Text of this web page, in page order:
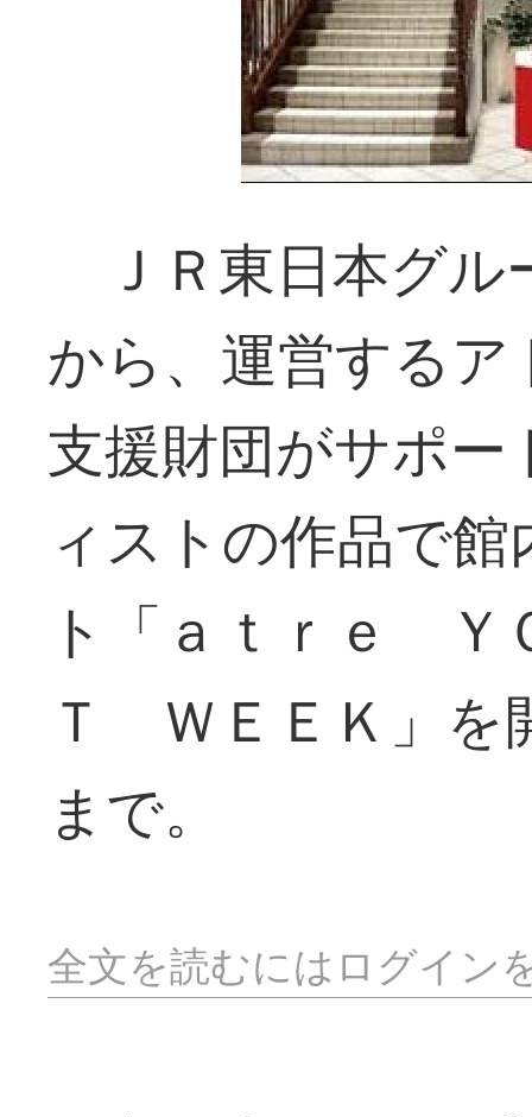
ＪＲ東日本グル
から、運営する
支援財団がサポ
ィストの作品で
ト「ａｔｒｅ
Ｔ ＷＥＥＫ」を
まで。
全文を読むにはログイン